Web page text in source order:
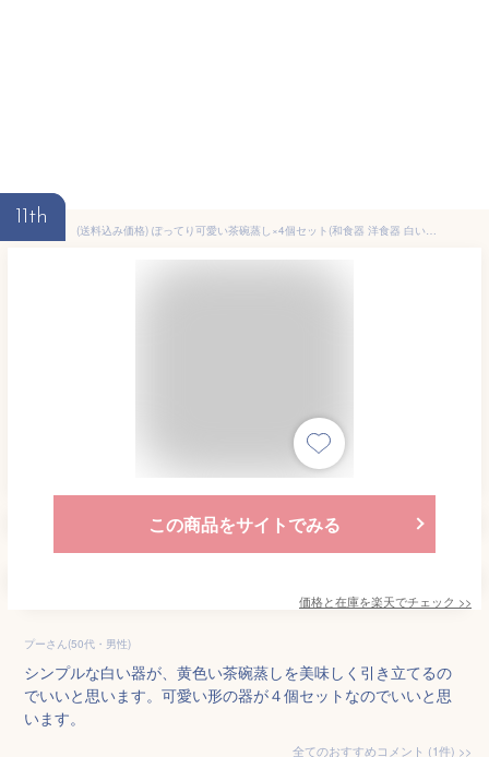
11th
(送料込み価格) ぽってり可愛い茶碗蒸し×4個セット(和食器 洋食器 白い食器 スープカップ プリン デザートカップ アウトレット込み フタ付き 多治見美濃焼 日本製)※北海道・沖縄は送料割引
この商品をサイトでみる
価格と在庫を楽天でチェック >>
プーさん(50代・男性)
シンプルな白い器が、黄色い茶碗蒸しを美味しく引き立てるの
でいいと思います。可愛い形の器が４個セットなのでいいと思
います。
全てのおすすめコメント (1件) >